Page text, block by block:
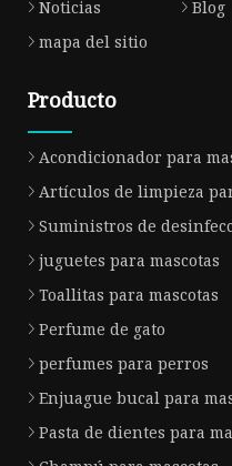
Noticias
Blog
mapa del sitio
Producto
Acondicionador para
Artículos de limpieza
Suministros de
juguetes para mascotas
Toallitas para mascotas
Perfume de gato
perfumes para perros
Enjuague bucal para
Pasta de dientes para